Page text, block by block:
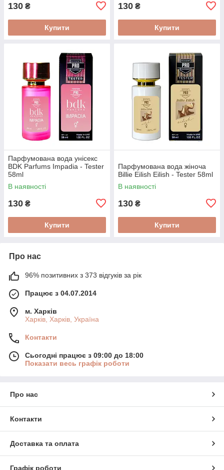
130 ₴
Купити
130 ₴
Купити
Парфумована вода унісекс
BDK Parfums Impadia - Tester
58ml
В наявності
130 ₴
Купити
Парфумована вода жіноча
Billie Eilish Eilish - Tester 58ml
В наявності
130 ₴
Купити
Про нас
96% позитивних з 373 відгуків за рік
Працює з 04.07.2014
м. Харків
Харків, Харків, Україна
Контакти
Сьогодні працює з 09:00 до 18:00
Показати весь графік роботи
Про нас
Контакти
Доставка та оплата
Графік роботи